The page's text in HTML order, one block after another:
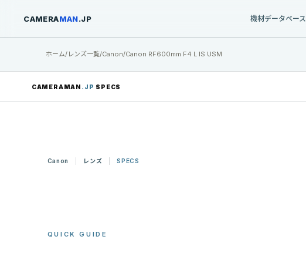
CAMERAMAN.JP 機材データベース
ホーム/レンズ一覧/Canon/Canon RF600mm F4 L IS USM
CAMERAMAN .JP SPECS
Canon レンズ SPECS
QUICK GUIDE